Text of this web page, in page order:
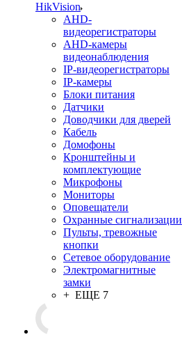
HikVision
AHD-
видеорегистраторы
AHD-камеры
видеонаблюдения
IP-видеорегистраторы
IP-камеры
Блоки питания
Датчики
Доводчики для дверей
Кабель
Домофоны
Кронштейны и
комплектующие
Микрофоны
Мониторы
Оповещатели
Охранные сигнализации
Пульты, тревожные
кнопки
Сетевое оборудование
Электромагнитные
замки
+ ЕЩЕ 7